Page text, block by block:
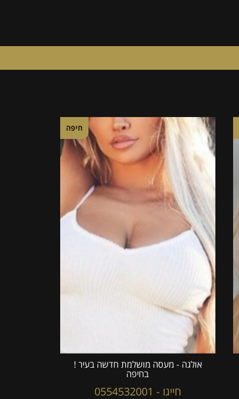
חיפה
אולגה - מעסה מושלמת חדשה בעיר !
בחיפה
חייגו - 0554532001